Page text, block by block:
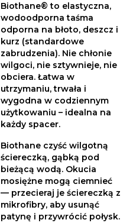
Biothane® to elastyczna,
wodoodporna taśma
odporna na błoto, deszcz i
kurz (standardowe
zabrudzenia). Nie chłonie
wilgoci, nie sztywnieje, nie
obciera. Łatwa w
utrzymaniu, trwała i
wygodna w codziennym
użytkowaniu – idealna na
każdy spacer.
Biothane czyść wilgotną
ściereczką, gąbką pod
bieżącą wodą. Okucia
mosiężne mogą ciemnieć
— przecieraj je ściereczką z
mikrofibry, aby usunąć
patynę i przywrócić połysk.